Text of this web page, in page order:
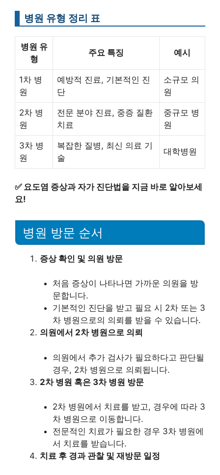
병원 유형 정리 표
병원 유
형
주요 특징 예시
1차 병
원
예방적 진료, 기본적인 진
단
소규모 의
원
2차 병
원
전문 분야 진료, 중증 질환
치료
중규모 병
원
3차 병
원
복잡한 질병, 최신 의료 기
술
대학병원
✅ 요도염 증상과 자가 진단법을 지금 바로 알아보세
요!
병원 방문 순서
증상 확인 및 의원 방문
처음 증상이 나타나면 가까운 의원을 방
문합니다.
기본적인 진단을 받고 필요 시 2차 또는 3
차 병원으로의 의뢰를 받을 수 있습니다.
의원에서 2차 병원으로 의뢰
의원에서 추가 검사가 필요하다고 판단될
경우, 2차 병원으로 의뢰됩니다.
2차 병원 혹은 3차 병원 방문
2차 병원에서 치료를 받고, 경우에 따라 3
차 병원으로 이동합니다.
전문적인 치료가 필요한 경우 3차 병원에
서 치료를 받습니다.
치료 후 경과 관찰 및 재방문 일정